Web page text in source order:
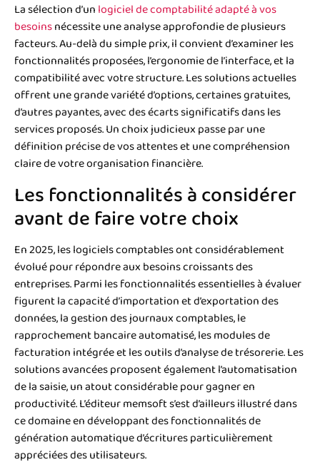
La sélection d’un logiciel de comptabilité adapté à vos
besoinsnécessite une analyse approfondie de plusieurs
facteurs. Au-delà du simple prix, il convient d’examiner les
fonctionnalités proposées, l’ergonomie de l’interface, et la
compatibilité avec votre structure. Les solutions actuelles
offrent une grande variété d’options, certaines gratuites,
d’autres payantes, avec des écarts significatifs dans les
services proposés. Un choix judicieux passe par une
définition précise de vos attentes et une compréhension
claire de votre organisation financière.
Les fonctionnalités à considérer
avant de faire votre choix
En 2025, les logiciels comptables ont considérablement
évolué pour répondre aux besoins croissants des
entreprises. Parmi les fonctionnalités essentielles à évaluer
figurent la capacité d’importation et d’exportation des
données, la gestion des journaux comptables, le
rapprochement bancaire automatisé, les modules de
facturation intégrée et les outils d’analyse de trésorerie. Les
solutions avancées proposent également l’automatisation
de la saisie, un atout considérable pour gagner en
productivité. L’éditeur memsoft s’est d’ailleurs illustré dans
ce domaine en développant des fonctionnalités de
génération automatique d’écritures particulièrement
appréciées des utilisateurs.